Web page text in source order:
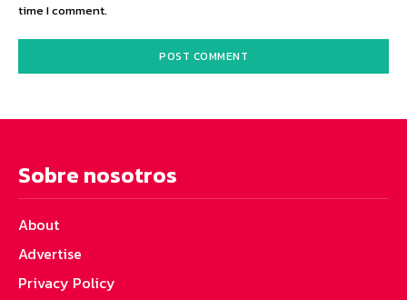
time I comment.
Sobre nosotros
About
Advertise
Privacy Policy